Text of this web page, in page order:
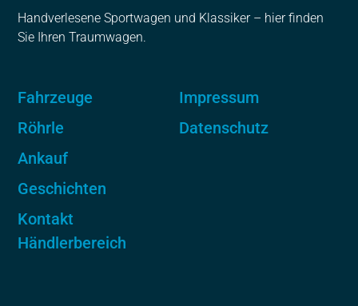
Handverlesene Sportwagen und Klassiker – hier finden
Sie Ihren Traumwagen.
Fahrzeuge
Röhrle
Ankauf
Geschichten
Kontakt
Händlerbereich
Impressum
Datenschutz